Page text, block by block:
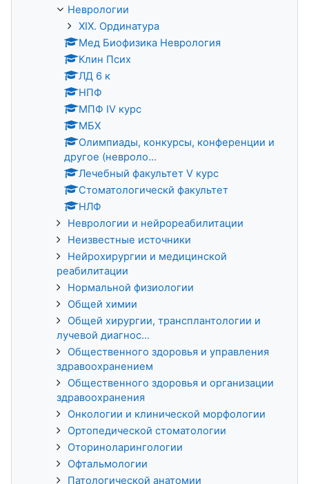
Неврологии
XIX. Ординатура
Мед Биофизика Неврология
Клин Псих
ЛД 6 к
НПФ
МПФ IV курс
МБХ
Олимпиады, конкурсы, конференции и
другое (невроло...
Лечебный факультет V курс
Стоматологическй факультет
НЛФ
Неврологии и нейрореабилитации
Неизвестные источники
Нейрохирургии и медицинской
реабилитации
Нормальной физиологии
Общей химии
Общей хирургии, трансплантологии и
лучевой диагнос...
Общественного здоровья и управления
здравоохранением
Общественного здоровья и организации
здравоохранения
Онкологии и клинической морфологии
Ортопедической стоматологии
Оториноларингологии
Офтальмологии
Патологической анатомии